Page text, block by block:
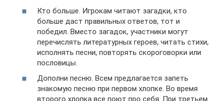
Кто больше. Игрокам читают загадки, кто
больше даст правильных ответов, тот и
победил. Вместо загадок, участники могут
перечислять литературных героев, читать стихи,
исполнять песни, повторять скороговорки или
пословицы.
Дополни песню. Всем предлагается запеть
знакомую песню при первом хлопке. Во время
второго хлопка все поют про себя. При третьем